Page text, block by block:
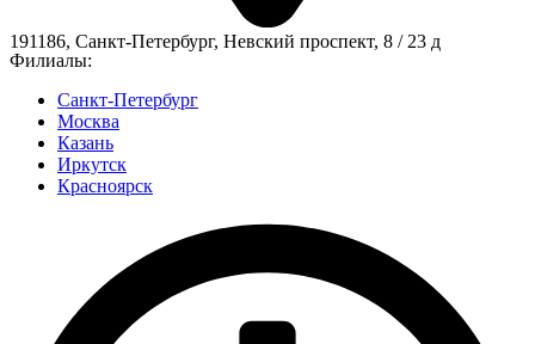
191186, Санкт-Петербург, Невский проспект, 8 / 23 д
Филиалы:
Санкт-Петербург
Москва
Казань
Иркутск
Красноярск